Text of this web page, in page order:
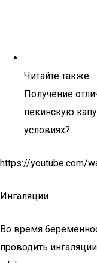
Читайте также:
Получение
пекинскую
условиях?
https://youtube.com/
Ингаляции
Во время
проводить